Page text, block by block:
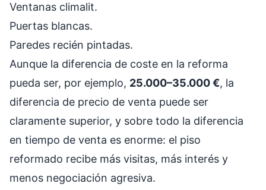
Ventanas climalit.
Puertas blancas.
Paredes recién pintadas.
Aunque la diferencia de coste en la reforma
pueda ser, por ejemplo, 25.000–35.000 €, la
diferencia de precio de venta puede ser
claramente superior, y sobre todo la diferencia
en tiempo de venta es enorme: el piso
reformado recibe más visitas, más interés y
menos negociación agresiva.